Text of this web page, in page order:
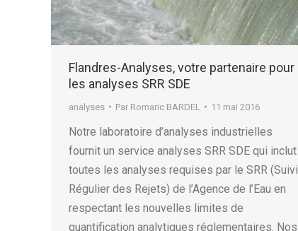
Flandres-Analyses, votre partenaire pour
les analyses SRR SDE
analyses Par Romaric BARDEL 11 mai 2016
Notre laboratoire d’analyses industrielles
fournit un service analyses SRR SDE qui inclut
toutes les analyses requises par le SRR (Suivi
Régulier des Rejets) de l’Agence de l’Eau en
respectant les nouvelles limites de
quantification analytiques réglementaires. Nos